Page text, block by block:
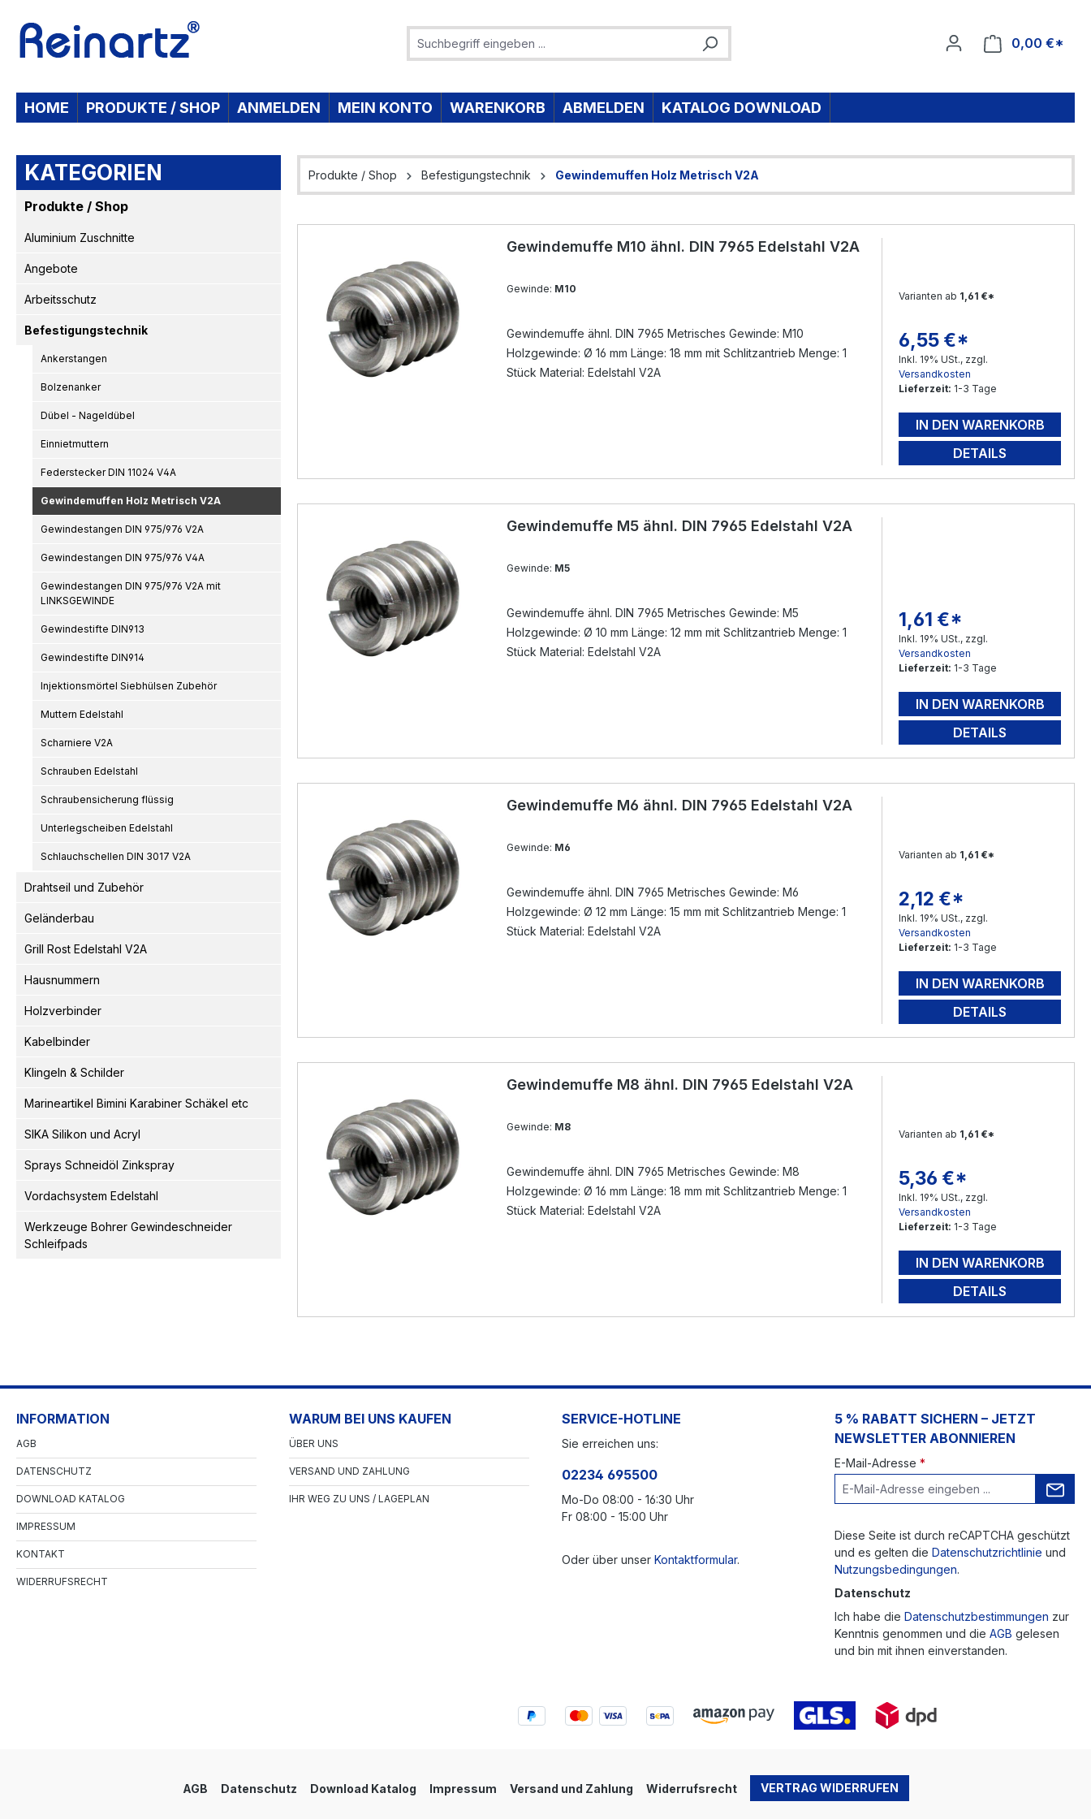
0,00 €*
HOME PRODUKTE / SHOP ANMELDEN MEIN KONTO WARENKORB ABMELDEN KATALOG DOWNLOAD
KATEGORIEN
Produkte / Shop
Aluminium Zuschnitte
Angebote
Arbeitsschutz
Befestigungstechnik
Ankerstangen
Bolzenanker
Dübel - Nageldübel
Einnietmuttern
Federstecker DIN 11024 V4A
Gewindemuffen Holz Metrisch V2A
Gewindestangen DIN 975/976 V2A
Gewindestangen DIN 975/976 V4A
Gewindestangen DIN 975/976 V2A mit
LINKSGEWINDE
Gewindestifte DIN913
Gewindestifte DIN914
Injektionsmörtel Siebhülsen Zubehör
Muttern Edelstahl
Scharniere V2A
Schrauben Edelstahl
Schraubensicherung flüssig
Unterlegscheiben Edelstahl
Schlauchschellen DIN 3017 V2A
Drahtseil und Zubehör
Geländerbau
Grill Rost Edelstahl V2A
Hausnummern
Holzverbinder
Kabelbinder
Klingeln & Schilder
Marineartikel Bimini Karabiner Schäkel etc
SIKA Silikon und Acryl
Sprays Schneidöl Zinkspray
Vordachsystem Edelstahl
Werkzeuge Bohrer Gewindeschneider
Schleifpads
Produkte / Shop Befestigungstechnik Gewindemuffen Holz Metrisch V2A
Gewindemuffe M10 ähnl. DIN 7965 Edelstahl V2A
Gewinde: M10
Gewindemuffe ähnl. DIN 7965 Metrisches Gewinde: M10
Holzgewinde: Ø 16 mm Länge: 18 mm mit Schlitzantrieb Menge: 1
Stück Material: Edelstahl V2A
Varianten ab 1,61 €*
Regulärer Preis:
6,55 €*
Inkl. 19% USt., zzgl.
Versandkosten
Lieferzeit: 1-3 Tage
IN DEN WARENKORB
DETAILS
Gewindemuffe M5 ähnl. DIN 7965 Edelstahl V2A
Gewinde: M5
Gewindemuffe ähnl. DIN 7965 Metrisches Gewinde: M5
Holzgewinde: Ø 10 mm Länge: 12 mm mit Schlitzantrieb Menge: 1
Stück Material: Edelstahl V2A
Regulärer Preis:
1,61 €*
Inkl. 19% USt., zzgl.
Versandkosten
Lieferzeit: 1-3 Tage
IN DEN WARENKORB
DETAILS
Gewindemuffe M6 ähnl. DIN 7965 Edelstahl V2A
Gewinde: M6
Gewindemuffe ähnl. DIN 7965 Metrisches Gewinde: M6
Holzgewinde: Ø 12 mm Länge: 15 mm mit Schlitzantrieb Menge: 1
Stück Material: Edelstahl V2A
Varianten ab 1,61 €*
Regulärer Preis:
2,12 €*
Inkl. 19% USt., zzgl.
Versandkosten
Lieferzeit: 1-3 Tage
IN DEN WARENKORB
DETAILS
Gewindemuffe M8 ähnl. DIN 7965 Edelstahl V2A
Gewinde: M8
Gewindemuffe ähnl. DIN 7965 Metrisches Gewinde: M8
Holzgewinde: Ø 16 mm Länge: 18 mm mit Schlitzantrieb Menge: 1
Stück Material: Edelstahl V2A
Varianten ab 1,61 €*
Regulärer Preis:
5,36 €*
Inkl. 19% USt., zzgl.
Versandkosten
Lieferzeit: 1-3 Tage
IN DEN WARENKORB
DETAILS
INFORMATION
AGB
DATENSCHUTZ
DOWNLOAD KATALOG
IMPRESSUM
KONTAKT
WIDERRUFSRECHT
WARUM BEI UNS KAUFEN
ÜBER UNS
VERSAND UND ZAHLUNG
IHR WEG ZU UNS / LAGEPLAN
SERVICE-HOTLINE
Sie erreichen uns:
02234 695500
Mo-Do 08:00 - 16:30 Uhr
Fr 08:00 - 15:00 Uhr
Oder über unser Kontaktformular.
5 % RABATT SICHERN – JETZT
NEWSLETTER ABONNIEREN
E-Mail-Adresse *
Diese Seite ist durch reCAPTCHA geschützt
und es gelten die Datenschutzrichtlinie und
Nutzungsbedingungen.
Datenschutz
Ich habe die Datenschutzbestimmungen zur
Kenntnis genommen und die AGB gelesen
und bin mit ihnen einverstanden.
AGB Datenschutz Download Katalog Impressum Versand und Zahlung Widerrufsrecht VERTRAG WIDERRUFEN